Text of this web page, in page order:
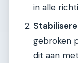
in alle
gebroken
dit aan